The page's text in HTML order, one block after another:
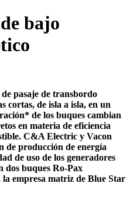
bajo
pasaje de transbordo
cortas, de isla a isla, en un
de los buques cambian
en materia de eficiencia
C&A Electric y Vacon
de producción de energía
de uso de los generadores
dos buques Ro-Pax
empresa matriz de Blue Star